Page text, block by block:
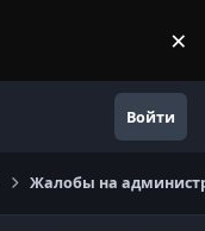
×
Войти
Жалобы на